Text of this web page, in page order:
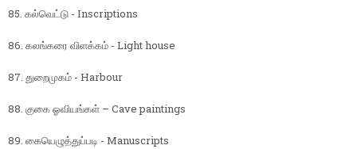
85. கல்வெட்டு - Inscriptions
86. கலங்கரை விளக்கம் - Light house
87. துறைமுகம் - Harbour
88. குகை ஓவியங்கள் – Cave paintings
89. கையெழுத்துப்படி - Manuscripts